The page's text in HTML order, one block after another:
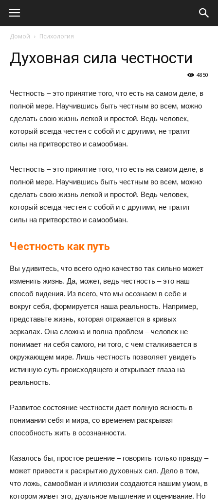
Виолайф
Домой Психология
Духовная сила честности
4850
Честность – это принятие того, что есть на самом деле, в
полной мере. Научившись быть честным во всем, можно
сделать свою жизнь легкой и простой. Ведь человек,
который всегда честен с собой и с другими, не тратит
силы на притворство и самообман.
Честность – это принятие того, что есть на самом деле, в
полной мере. Научившись быть честным во всем, можно
сделать свою жизнь легкой и простой. Ведь человек,
который всегда честен с собой и с другими, не тратит
силы на притворство и самообман.
Честность как путь
Вы удивитесь, что всего одно качество так сильно может
изменить жизнь. Да, может, ведь честность – это наш
способ видения. Из всего, что мы осознаем в себе и
вокруг себя, формируется наша реальность. Например,
представьте жизнь, которая отражается в кривых
зеркалах. Она сложна и полна проблем – человек не
понимает ни себя самого, ни того, с чем сталкивается в
окружающем мире. Лишь честность позволяет увидеть
истинную суть происходящего и открывает глаза на
реальность.
Развитое состояние честности дает полную ясность в
понимании себя и мира, со временем раскрывая
способность жить в осознанности.
Казалось бы, простое решение – говорить только правду –
может привести к раскрытию духовных сил. Дело в том,
что ложь, самообман и иллюзии создаются нашим умом, в
котором живет эго, дуальное мышление и оценивание. Но